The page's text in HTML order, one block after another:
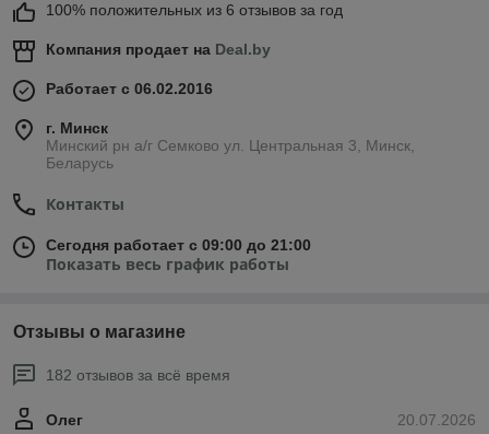
100% положительных из 6 отзывов за год
Компания продает на Deal.by
Работает с 06.02.2016
г. Минск
Минский рн а/г Семково ул. Центральная 3, Минск,
Беларусь
Контакты
Сегодня работает с 09:00 до 21:00
Показать весь график работы
Отзывы о магазине
182 отзывов за всё время
20.07.2026
Олег